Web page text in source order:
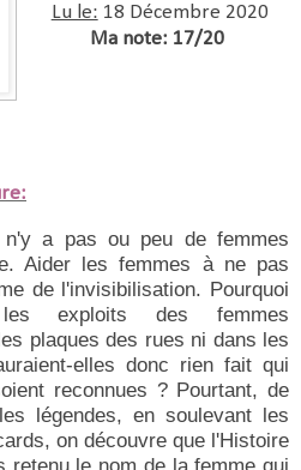
Lu le: 18 Décembre 2020
Ma note: 17/20
n'y a pas ou peu de femmes
Aider les femmes à ne pas
de l'invisibilisation. Pourquoi
exploits des femmes
plaques des rues ni dans les
elles donc rien fait qui
reconnues ? Pourtant, de
légendes, en soulevant les
on découvre que l'Histoire